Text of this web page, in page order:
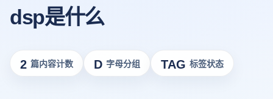
dsp是什么
2 篇内容计数 D 字母分组 TAG 标签状态